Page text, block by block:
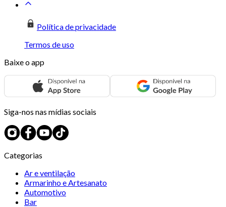
Política de privacidade
Termos de uso
Baixe o app
Siga-nos nas mídias sociais
Categorias
Ar e ventilação
Armarinho e Artesanato
Automotivo
Bar